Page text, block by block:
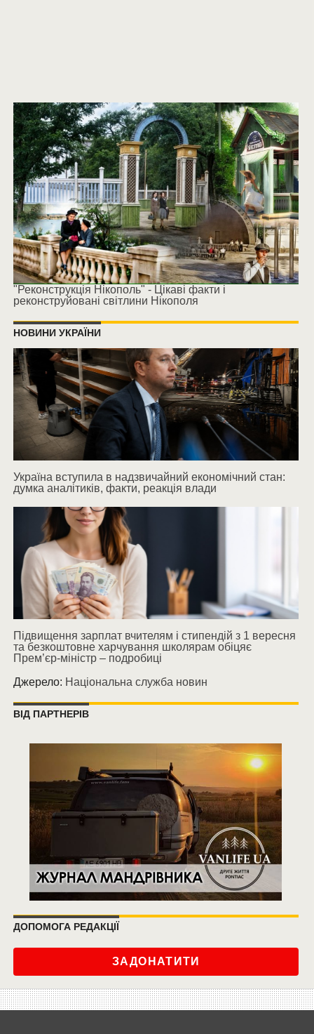
"Реконструкція Нікополь" - Цікаві факти і
реконструйовані світлини Нікополя
НОВИНИ УКРАЇНИ
Україна вступила в надзвичайний економічний стан:
думка аналітиків, факти, реакція влади
Підвищення зарплат вчителям і стипендій з 1 вересня
та безкоштовне харчування школярам обіцяє
Прем’єр-міністр – подробиці
Джерело: Національна служба новин
ВІД ПАРТНЕРІВ
ДОПОМОГА РЕДАКЦІЇ
ЗАДОНАТИТИ